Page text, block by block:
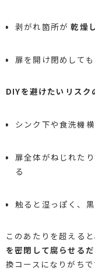
剥がれ箇所が乾燥
扉を開け閉めしても
DIYを避けたいリスク
シンク下や食洗機
扉全体がねじれた
る
触ると湿っぽく、
このあたりを超える
を密閉して腐らせる
換コースになりがち